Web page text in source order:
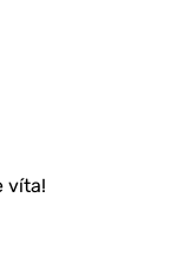
víta!